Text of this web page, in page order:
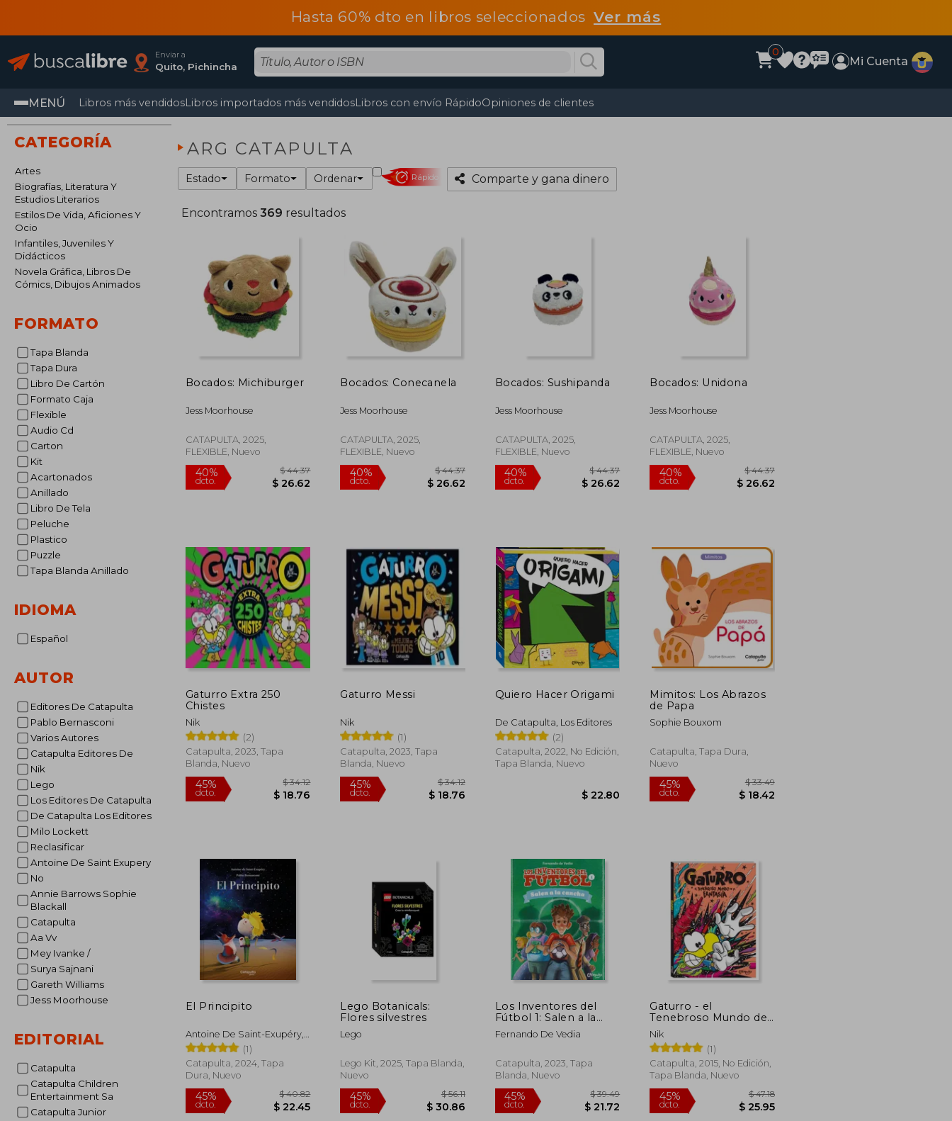
Hasta 60% dto en libros seleccionadosVer más
Enviar a
Quito, Pichincha
0
Mi Cuenta
MENÚ Libros más vendidosLibros importados más vendidosLibros con envío RápidoOpiniones de clientes
CATEGORÍA
Artes
Biografías, Literatura Y
Estudios Literarios
Estilos De Vida, Aficiones Y
Ocio
Infantiles, Juveniles Y
Didácticos
Novela Gráfica, Libros De
Cómics, Dibujos Animados
FORMATO
Tapa Blanda
Tapa Dura
Libro De Cartón
Formato Caja
Flexible
Audio Cd
Carton
Kit
Acartonados
Anillado
Libro De Tela
Peluche
Plastico
Puzzle
Tapa Blanda Anillado
IDIOMA
Español
AUTOR
Editores De Catapulta
Pablo Bernasconi
Varios Autores
Catapulta Editores De
Nik
Lego
Los Editores De Catapulta
De Catapulta Los Editores
Milo Lockett
Reclasificar
Antoine De Saint Exupery
No
Annie Barrows Sophie
Blackall
Catapulta
Aa Vv
Mey Ivanke /
Surya Sajnani
Gareth Williams
Jess Moorhouse
EDITORIAL
Catapulta
Catapulta Children
Entertainment Sa
Catapulta Junior
ARG CATAPULTA
Estado Formato Ordenar Rápido Comparte y gana dinero
Encontramos 369 resultados
Bocados: Michiburger
Jess Moorhouse
CATAPULTA, 2025,
FLEXIBLE, Nuevo
Bocados: Conecanela
Jess Moorhouse
CATAPULTA, 2025,
FLEXIBLE, Nuevo
Bocados: Sushipanda
Jess Moorhouse
CATAPULTA, 2025,
FLEXIBLE, Nuevo
Bocados: Unidona
Jess Moorhouse
CATAPULTA, 2025,
FLEXIBLE, Nuevo
Gaturro Extra 250
Chistes
Nik
(2)
Catapulta, 2023, Tapa
Blanda, Nuevo
45%
dcto.
Gaturro Messi
Nik
(1)
Catapulta, 2023, Tapa
Blanda, Nuevo
dcto.
Quiero Hacer Origami
De Catapulta, Los Editores
(2)
Catapulta, 2022, No Edición,
Tapa Blanda, Nuevo
$ 22.80
Mimitos: Los Abrazos
de Papa
Sophie Bouxom
Catapulta, Tapa Dura,
Nuevo
45%
dcto.
El Principito
Antoine De Saint-Exupéry,
Pablo Bernasconi
(1)
Catapulta, 2024, Tapa
Dura, Nuevo
Lego Botanicals:
Flores silvestres
Lego
Lego Kit, 2025, Tapa Blanda,
Nuevo
Los Inventores del
Fútbol 1: Salen a la
Cancha
Fernando De Vedia
Catapulta, 2023, Tapa
Blanda, Nuevo
Gaturro - el
Tenebroso Mundo de
la Fantasia
Nik
(1)
Catapulta, 2015, No Edición,
Tapa Blanda, Nuevo